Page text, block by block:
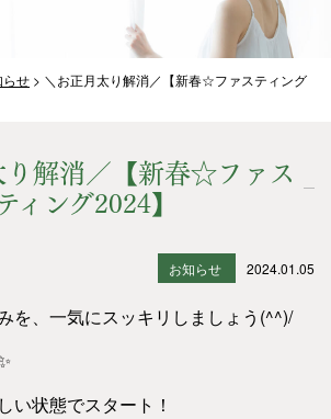
らせ > ＼お正月太り解消／【新春☆ファスティング
解消／【新春☆ファス
ィング2024】
お知らせ 2024.01.05
を、一気にスッキリしましょう(^^)/
い状態でスタート！